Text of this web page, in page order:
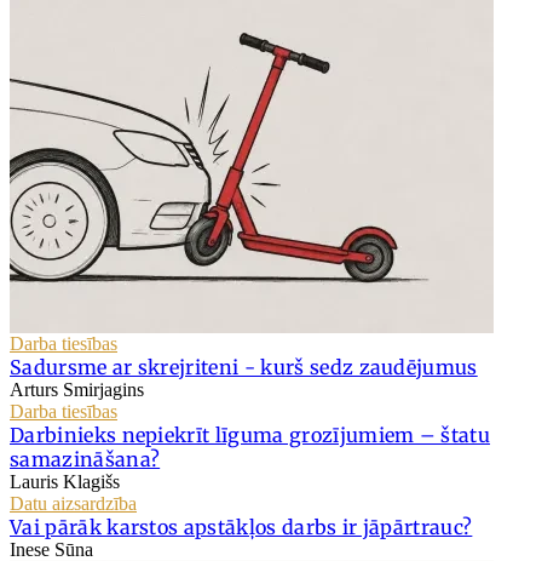
Darba tiesības
Sadursme ar skrejriteni - kurš sedz zaudējumus
Arturs Smirjagins
Darba tiesības
Darbinieks nepiekrīt līguma grozījumiem – štatu
samazināšana?
Lauris Klagišs
Datu aizsardzība
Vai pārāk karstos apstākļos darbs ir jāpārtrauc?
Inese Sūna